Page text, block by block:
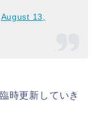
August 13,
時更新していき